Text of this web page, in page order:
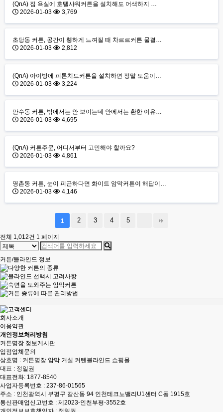
(QnA) 집 욕실에 호텔샤워커튼을 설치해도 어색하지 …
2026-01-03
3,769
초당동 커튼, 공간이 휑하게 느껴질 때 차르르커튼 물결…
2026-01-03
2,812
(QnA) 아이방에 피톤치드커튼을 설치하면 정말 도움이…
2026-01-03
3,224
만수동 커튼, 밖에서는 안 보이는데 안에서는 환한 이유…
2026-01-03
4,695
(QnA) 커튼주문, 어디서부터 고민해야 할까요?
2026-01-03
4,861
명촌동 커튼, 눈이 피곤하다면 화이트 암막커튼이 해답이…
2026-01-03
4,146
1 2 3 4 5
전체 1,012건 1 페이지
커튼/블라인드 정보
회사소개
이용약관
개인정보처리방침
커튼명장 정보게시판
입점업체문의
상호명 : 커튼명장 암막 거실 커텐블라인드 쇼핑몰
대표 : 정일권
대표전화: 1877-8540
사업자등록번호 : 237-86-01565
주소 : 인천광역시 부평구 갈산동 94 인천테크노밸리U1센터 C동 1915호
통신판매업신고번호 : 제2023-인천부평-3552호